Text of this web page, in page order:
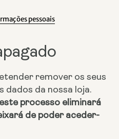
pessoais
remover os seus
dados da nossa loja.
este processo eliminará
de poder aceder-